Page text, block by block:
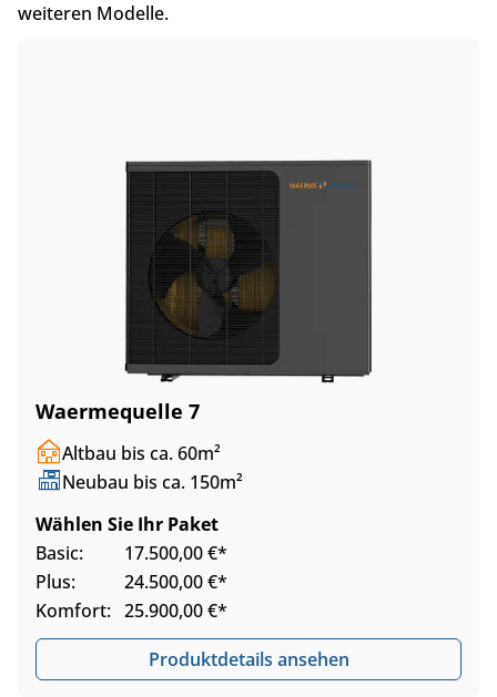
weiteren Modelle.
Waermequelle 7
Altbau bis ca. 60m²
Neubau bis ca. 150m²
Wählen Sie Ihr Paket
Basic:
17.500,00 €*
Plus:
24.500,00 €*
Komfort: 25.900,00 €*
Produktdetails ansehen